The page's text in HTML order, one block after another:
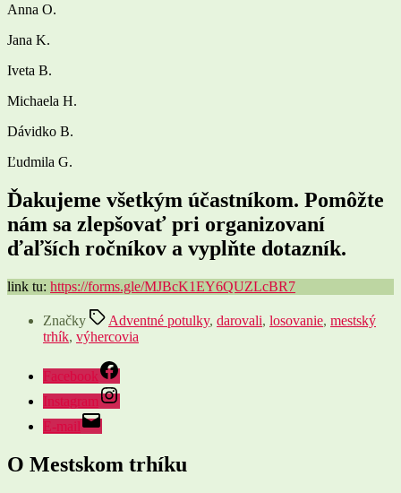
Anna O.
Jana K.
Iveta B.
Michaela H.
Dávidko B.
Ľudmila G.
Ďakujeme všetkým účastníkom. Pomôžte
nám sa zlepšovať pri organizovaní
ďaľších ročníkov a vyplňte dotazník.
link tu: https://forms.gle/MJBcK1EY6QUZLcBR7
Značky Adventné potulky, darovali, losovanie, mestský
trhík, výhercovia
Facebook
Instagram
E-mail
O Mestskom trhíku